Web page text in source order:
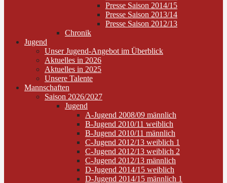
Presse Saison 2014/15
Presse Saison 2013/14
Presse Saison 2012/13
Chronik
Jugend
Unser Jugend-Angebot im Überblick
Aktuelles in 2026
Aktuelles in 2025
Unsere Talente
Mannschaften
Saison 2026/2027
Jugend
A-Jugend 2008/09 männlich
B-Jugend 2010/11 weiblich
B-Jugend 2010/11 männlich
C-Jugend 2012/13 weiblich 1
C-Jugend 2012/13 weiblich 2
C-Jugend 2012/13 männlich
D-Jugend 2014/15 weiblich
D-Jugend 2014/15 männlich 1